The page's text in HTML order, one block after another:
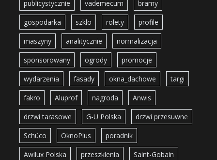
publicystycznie vademecum bramy
gospodarka szklo rolety profile
maszyny analitycznie normalizacja
sponsorowany ogrody promocje
wydarzenia fasady okna_dachowe targi
fakro Aluprof nagroda Anwis
drzwi tarasowe G-U Polska drzwi przesuwne
Schüco OknoPlus poradnik
Awilux Polska przeszklenia Saint-Gobain